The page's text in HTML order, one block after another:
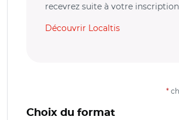
recevrez suite à votre
Découvrir Localtis
*
Choix du format